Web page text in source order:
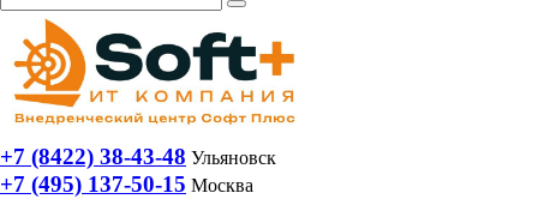
+7 (8422) 38-43-48 Ульяновск
+7 (495) 137-50-15 Москва